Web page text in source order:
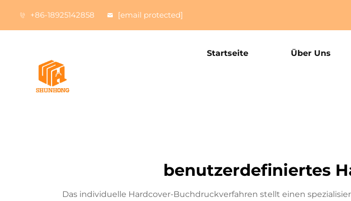
+86-18925142858 [email protected]
Startseite Über Uns
benutzerdefiniertes
Das individuelle Hardcover-Buchdruckverfahren stellt einen